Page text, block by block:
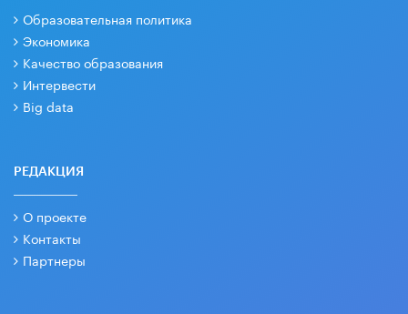
Образовательная политика
Экономика
Качество образования
Интервести
Big data
РЕДАКЦИЯ
О проекте
Контакты
Партнеры